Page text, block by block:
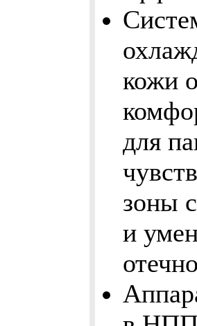
кожи
для
зоны
и